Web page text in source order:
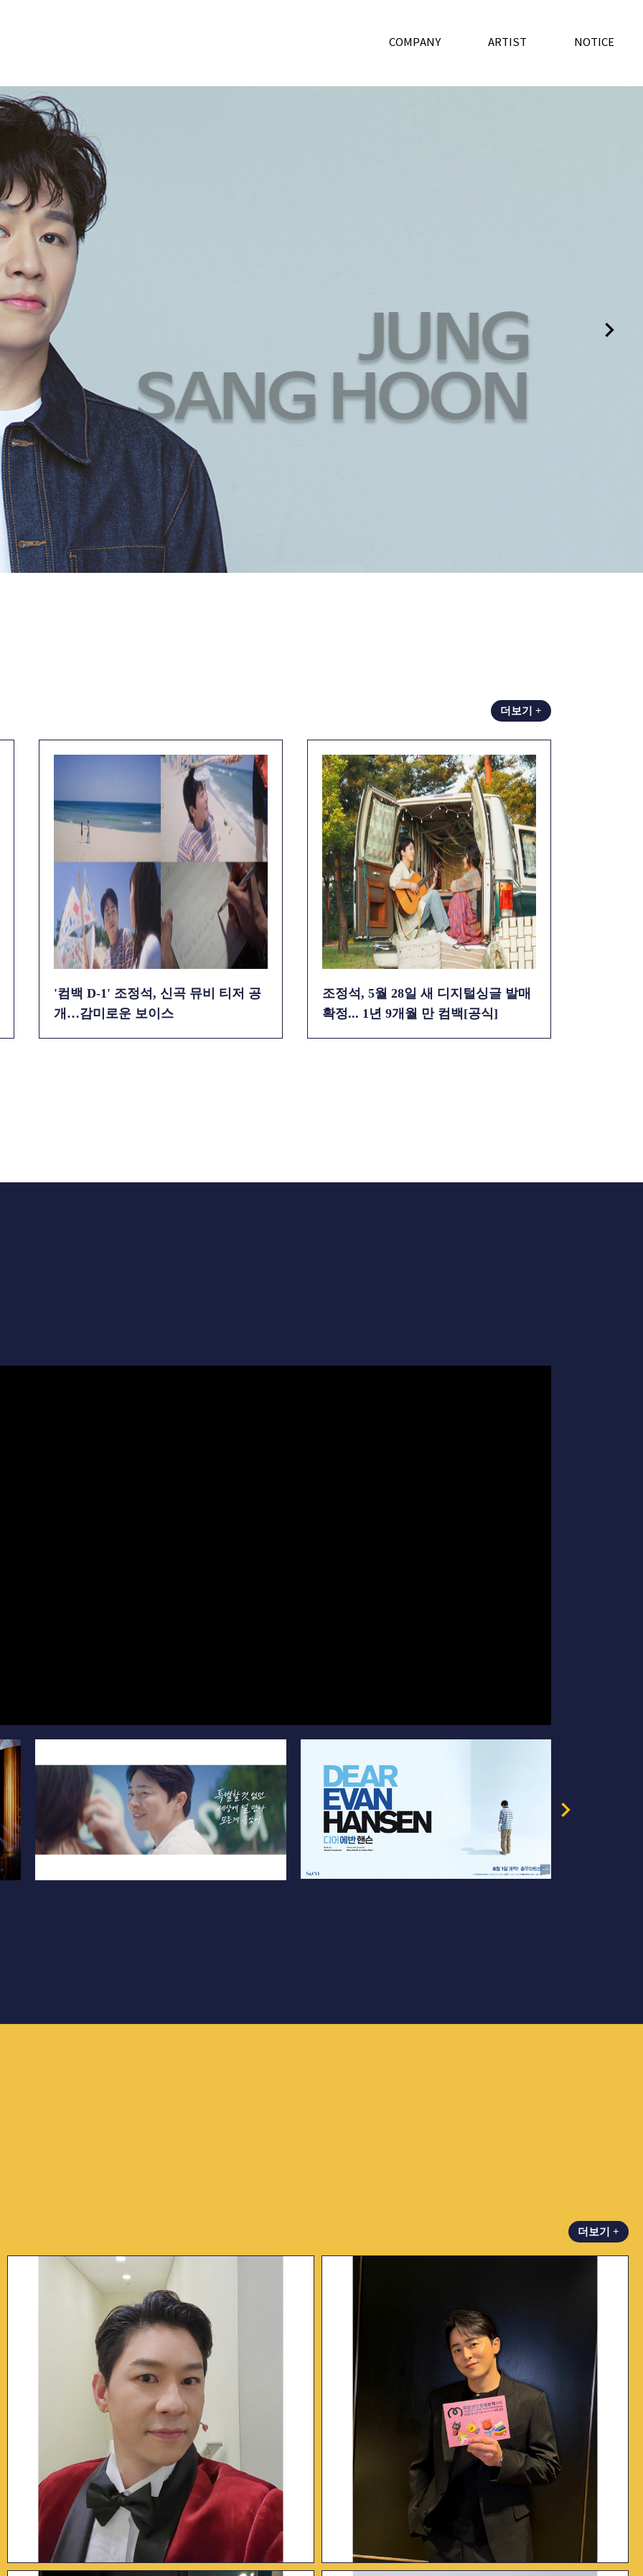
COMPANY ARTIST NOTICE
더보기 +
'컴백 D-1' 조정석, 신곡 뮤비 티저 공
개…감미로운 보이스
조정석, 5월 28일 새 디지털싱글 발매
확정... 1년 9개월 만 컴백[공식]
더보기 +